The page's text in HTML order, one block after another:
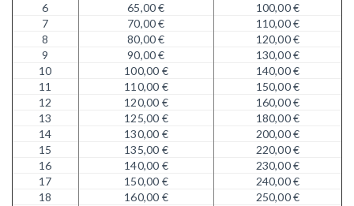
6
65,00 €
100,00 €
7
70,00 €
110,00 €
8
80,00 €
120,00 €
9
90,00 €
130,00 €
10
100,00 €
140,00 €
11
110,00 €
150,00 €
12
120,00 €
160,00 €
13
125,00 €
180,00 €
14
130,00 €
200,00 €
15
135,00 €
220,00 €
16
140,00 €
230,00 €
17
150,00 €
240,00 €
18
160,00 € 250,00 €